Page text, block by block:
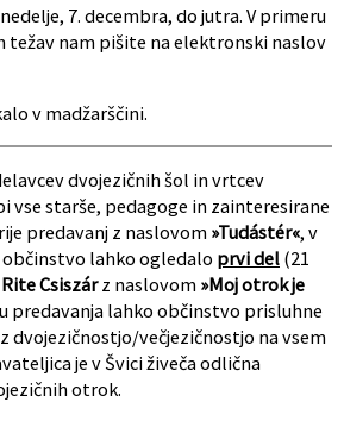
7. decembra, do jutra. V primeru
težav nam pišite na elektronski naslov
v madžarščini.
dvojezičnih šol in vrtcev
vse starše, pedagoge in zainteresirane
predavanj z naslovom »Tudástér«, v
lahko ogledalo prvi del (21
Csiszárz naslovom »Moj otrok je
predavanja lahko občinstvo prisluhne
dvojezičnostjo/večjezičnostjo na vsem
je v Švici živeča odlična
otrok.